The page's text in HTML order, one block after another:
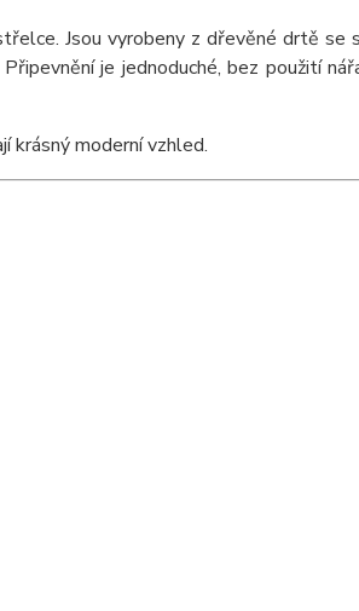
Jsou vyrobeny z dřevěné drtě
je jednoduché, bez použití
krásný moderní vzhled.